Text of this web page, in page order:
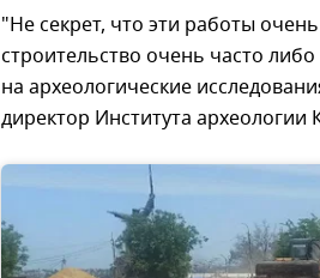
"Не секрет, что эти работы
строительство очень часто
на археологические
директор Института